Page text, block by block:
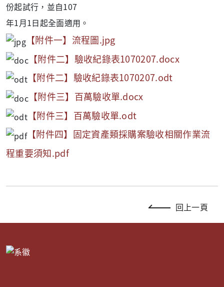
份起試行，並自107
年1月1日起全面適用。
【附件一】流程圖.jpg
【附件二】驗收紀錄表1070207.docx
【附件二】驗收紀錄表1070207.odt
【附件三】百萬驗收單.docx
【附件三】百萬驗收單.odt
【附件四】固定資產類採購案驗收相關作業流
程重要須知.pdf
回上一頁